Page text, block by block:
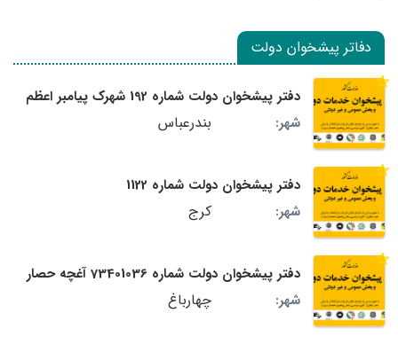
دفاتر پیشخوان دولت
دفتر پیشخوان دولت شماره 192 شهرک پیامبر اعظم
شهر:
بندرعباس
دفتر پیشخوان دولت شماره 1122
شهر:
کرج
دفتر پیشخوان دولت شماره 73401036 آغچه حصار
شهر:
چهارباغ